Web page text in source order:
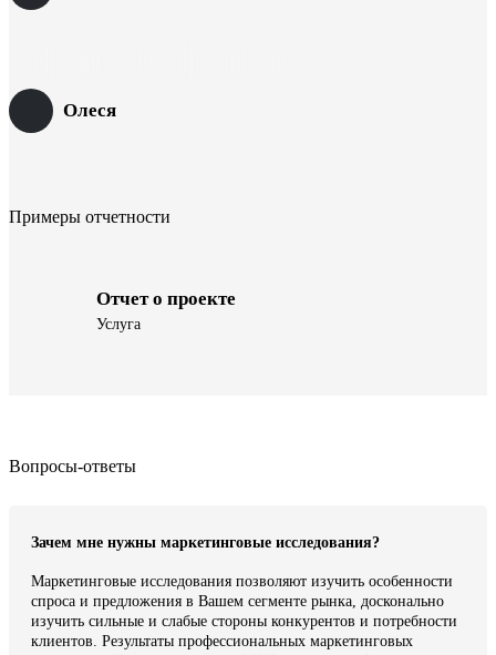
Олеся
Примеры отчетности
Отчет о проекте
Услуга
Вопросы-ответы
Зачем мне нужны маркетинговые исследования?
Маркетинговые исследования позволяют изучить особенности
спроса и предложения в Вашем сегменте рынка, досконально
изучить сильные и слабые стороны конкурентов и потребности
клиентов. Результаты профессиональных маркетинговых